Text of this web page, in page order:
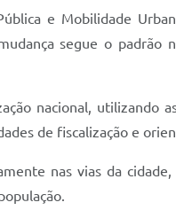
e Mobilidade
segue o padrão
nacional, utilizando
de fiscalização e
nas vias da